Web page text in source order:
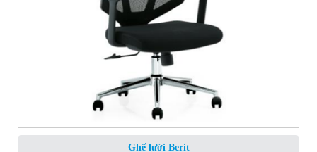
Ghế lưới Berit